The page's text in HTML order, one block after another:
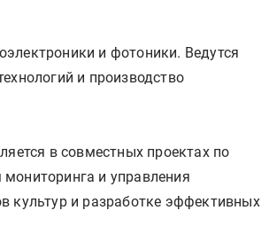
и фотоники. Ведутся
и производство
в совместных проектах по
и управления
культур и разработке эффективных